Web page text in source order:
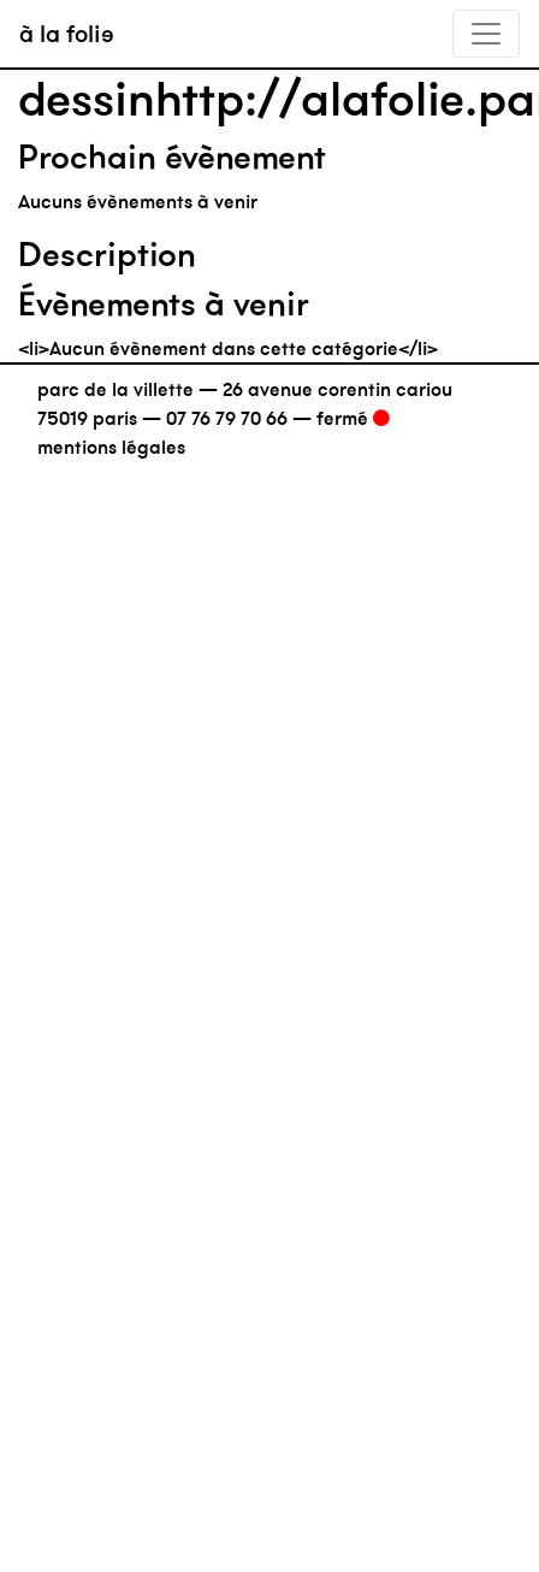
à la folie
dessinhttp://
Prochain évènement
Aucuns évènements à venir
Description
Évènements à venir
<li>Aucun évènement dans cette catégorie</li>
parc de la villette — 26 avenue corentin cariou
75019 paris — 07 76 79 70 66 — fermé
mentions légales